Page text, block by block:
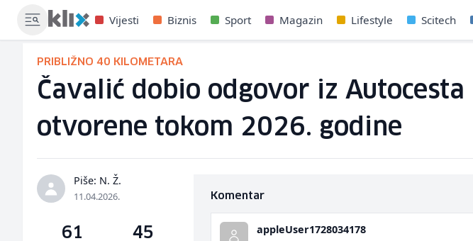
Vijesti Biznis Sport Magazin Lifestyle Scitech
PRIBLIŽNO 40 KILOMETARA
Čavalić dobio odgovor iz
otvorene tokom 2026. godine
Piše: N. Ž.
11.04.2026.
61 45
Komentar
appleUser1728034178